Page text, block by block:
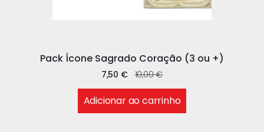
Pack Ícone Sagrado Coração (3 ou +)
10,00€
7,50 €
Adicionar ao carrinho